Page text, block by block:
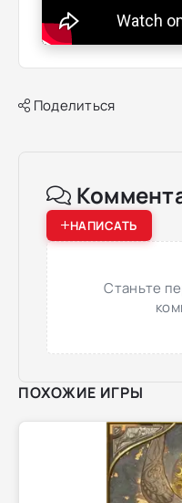
Поделиться
НАПИСАТЬ
Станьте
ПОХОЖИЕ ИГРЫ